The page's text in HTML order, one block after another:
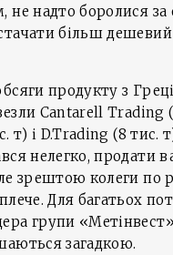
не надто боролися за
більш
продукту з
Cantarell Trading
т) і D.Trading (8 тис.
нелегко, продати
зрештою колеги по
Для багатьох
групи
загадкою.